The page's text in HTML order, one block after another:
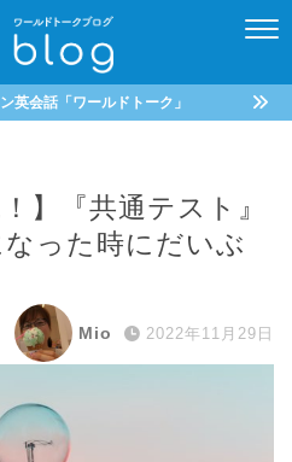
英会話「ワールドトーク」
】『共通テスト』
った時にだいぶ
Mio 2022年11月29日